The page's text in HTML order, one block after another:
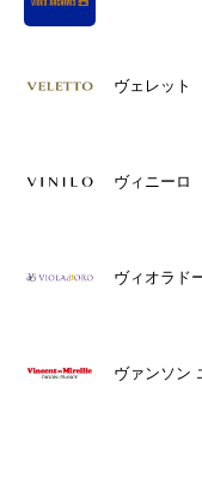
ヴェレット
ヴィニーロ
ヴィオラド
ヴァンソン